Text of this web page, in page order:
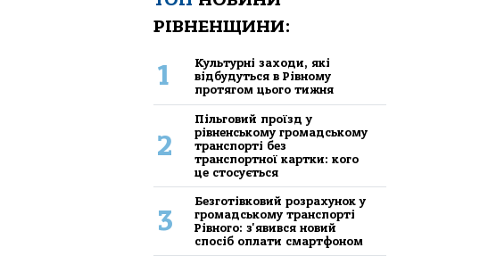
РІВНЕНЩИНИ:
1
Культурні заходи, які
відбудуться в Рівному
протягом цього тижня
2
Пільговий проїзд у
рівненському громадському
транспорті без
транспортної картки: кого
це стосується
3
Безготівковий розрахунок у
громадському транспорті
Рівного: з'явився новий
спосіб оплати смартфоном